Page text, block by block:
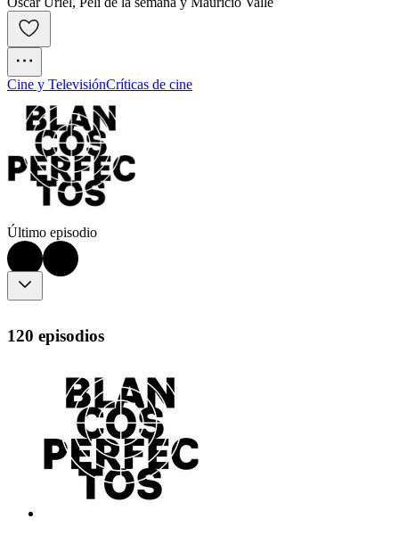
Cine y TelevisiónCríticas de cine
Último episodio
120 episodios